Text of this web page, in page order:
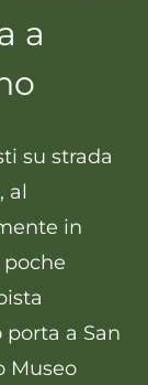
a
su strada
al
in
porta a San
Museo